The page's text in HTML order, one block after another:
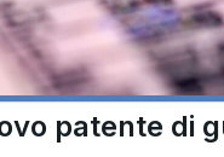
patente di